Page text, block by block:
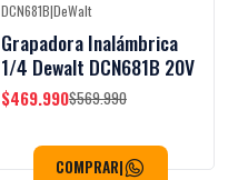
-18%OFF
DCN681B|DeWalt
Grapadora Inalámbrica
1/4 Dewalt DCN681B 20V
$469.990$569.990
COMPRAR|